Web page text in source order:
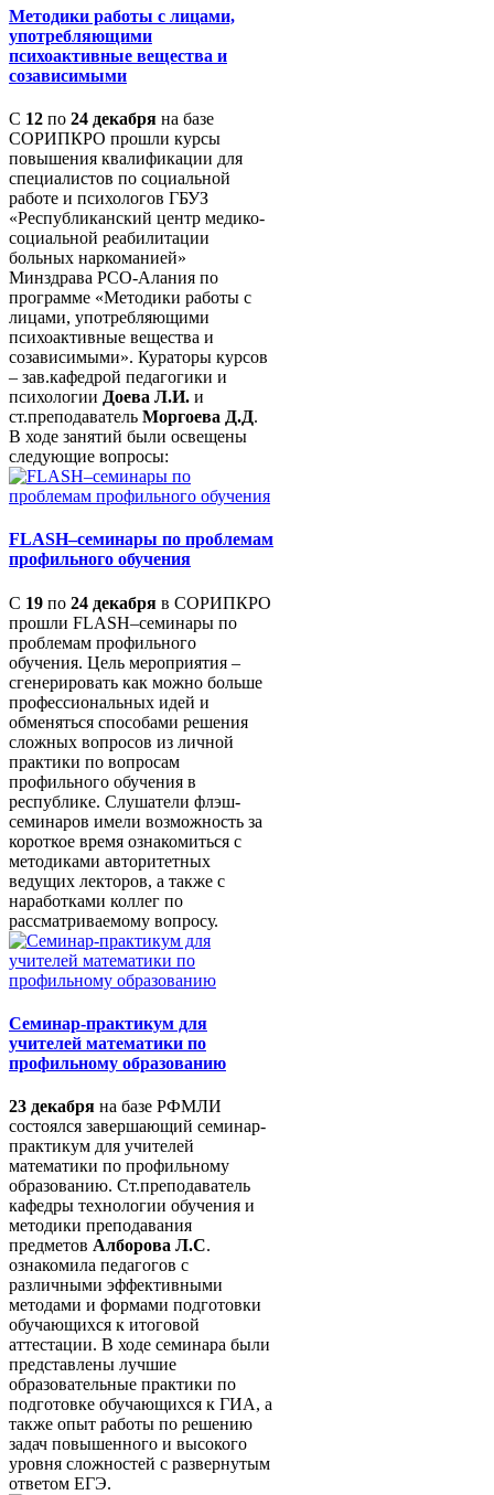
Методики работы с лицами,
употребляющими
психоактивные вещества и
созависимыми
С 12 по 24 декабря на базе
СОРИПКРО прошли курсы
повышения квалификации для
специалистов по социальной
работе и психологов ГБУЗ
«Республиканский центр медико-
социальной реабилитации
больных наркоманией»
Минздрава РСО-Алания по
программе «Методики работы с
лицами, употребляющими
психоактивные вещества и
созависимыми». Кураторы курсов
– зав.кафедрой педагогики и
психологии Доева Л.И. и
ст.преподаватель Моргоева Д.Д.
В ходе занятий были освещены
следующие вопросы:
FLASH–семинары по проблемам
профильного обучения
С 19 по 24 декабря в СОРИПКРО
прошли FLASH–семинары по
проблемам профильного
обучения. Цель мероприятия –
сгенерировать как можно больше
профессиональных идей и
обменяться способами решения
сложных вопросов из личной
практики по вопросам
профильного обучения в
республике. Слушатели флэш-
семинаров имели возможность за
короткое время ознакомиться с
методиками авторитетных
ведущих лекторов, а также с
наработками коллег по
рассматриваемому вопросу.
Семинар-практикум для
учителей математики по
профильному образованию
23 декабря на базе РФМЛИ
состоялся завершающий семинар-
практикум для учителей
математики по профильному
образованию. Ст.преподаватель
кафедры технологии обучения и
методики преподавания
предметов Алборова Л.С.
ознакомила педагогов с
различными эффективными
методами и формами подготовки
обучающихся к итоговой
аттестации. В ходе семинара были
представлены лучшие
образовательные практики по
подготовке обучающихся к ГИА, а
также опыт работы по решению
задач повышенного и высокого
уровня сложностей с развернутым
ответом ЕГЭ.